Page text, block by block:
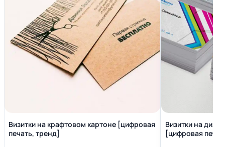
Визитки на крафтовом картоне [цифровая
печать, тренд]
Визитки на
[цифровая